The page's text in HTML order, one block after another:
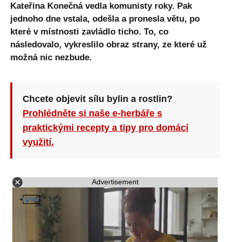
Kateřina Konečná vedla komunisty roky. Pak
jednoho dne vstala, odešla a pronesla větu, po
které v místnosti zavládlo ticho. To, co
následovalo, vykreslilo obraz strany, ze které už
možná nic nezbude.
Chcete objevit sílu bylin a rostlin?
Prohlédněte si naše e-herbáře s
praktickými recepty a tipy pro domácí
využití.
Advertisement